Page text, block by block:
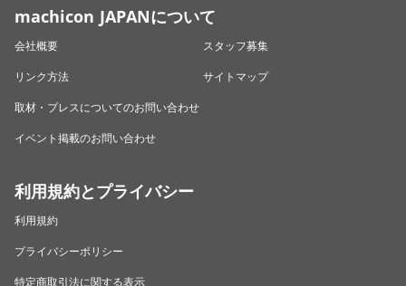
machicon JAPANについて
会社概要
スタッフ募集
リンク方法
サイトマップ
取材・プレスについてのお問い合わせ
イベント掲載のお問い合わせ
利用規約とプライバシー
利用規約
プライバシーポリシー
特定商取引法に関する表示